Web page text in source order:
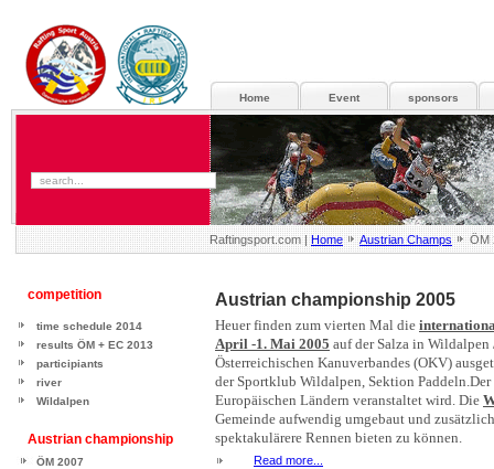
Austrian championship 2005
Heuer finden zum vierten Mal die
April -1. Mai 2005 auf der Salza in Wildalpen
Österreichischen Kanuverbandes (OKV)
der Sportklub Wildalpen, Sektion Paddeln.
Europäischen Ländern veranstaltet wird. Die
Gemeinde aufwendig umgebaut und
spektakulärere Rennen bieten zu können.
Read more...
competition
time schedule 2014
results ÖM + EC 2013
participiants
river
Wildalpen
Austrian championship
ÖM 2007
Raftingsport.com |Home Austrian Champs ÖM
Home Event sponsors